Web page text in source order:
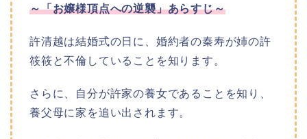
～「お嬢様頂点への逆襲」あらすじ～
許清越は結婚式の日に、婚約者の秦寿が姉の許
筱筱と不倫していることを知ります。
さらに、自分が許家の養女であることを知り、
養父母に家を追い出されます。